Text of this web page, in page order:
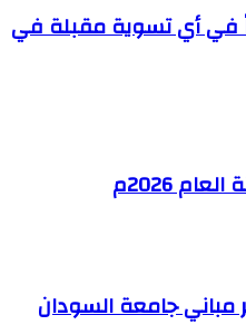
في أي تسوية مقبلة في
2026م
مباني جامعة السودان